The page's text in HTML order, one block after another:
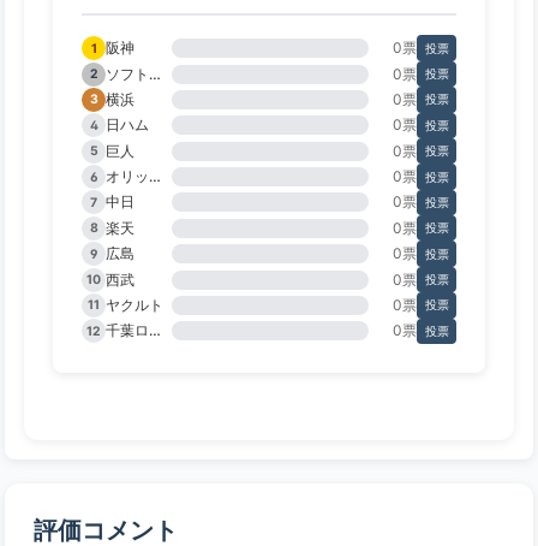
1 阪神 0票 投票
2
ソフトバンク 0票 投票
3 横浜 0票 投票
4
日ハム 0票 投票
5
巨人 0票 投票
6
オリックス 0票 投票
7 中日 0票 投票
8 楽天 0票 投票
9
広島 0票 投票
10 西武 0票 投票
11 ヤクルト 0票 投票
12
千葉ロッテ 0票 投票
評価コメント